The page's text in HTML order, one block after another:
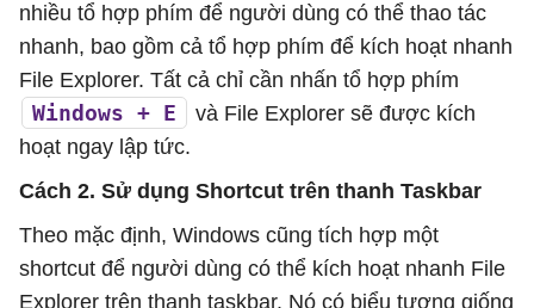
nhiều tổ hợp phím để người dùng có thể thao tác
nhanh, bao gồm cả tổ hợp phím để kích hoạt nhanh
File Explorer. Tất cả chỉ cần nhấn tổ hợp phím
Windows + E
và File Explorer sẽ được kích
hoạt ngay lập tức.
Cách 2. Sử dụng Shortcut trên thanh Taskbar
Theo mặc định, Windows cũng tích hợp một
shortcut để người dùng có thể kích hoạt nhanh File
Explorer trên thanh taskbar. Nó có biểu tượng giống